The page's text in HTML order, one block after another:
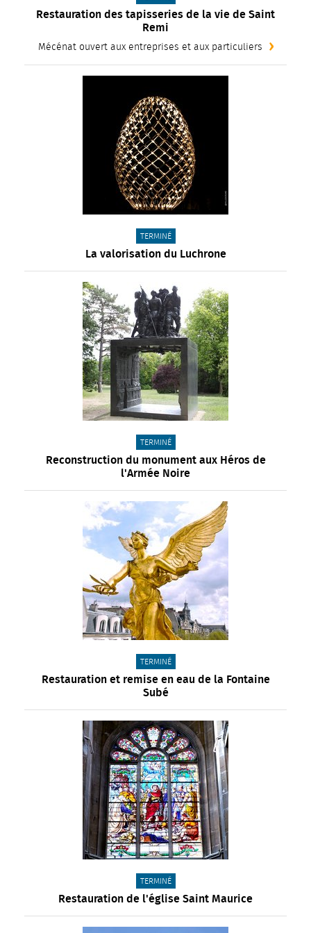
Restauration des tapisseries de la vie de Saint
Remi
Mécénat ouvert aux entreprises et aux particuliers
La valorisation du Luchrone
CATÉGORIE(S) :
TERMINÉ
Reconstruction du monument aux Héros de
l'Armée Noire
CATÉGORIE(S) :
TERMINÉ
Restauration et remise en eau de la Fontaine
Subé
CATÉGORIE(S) :
TERMINÉ
Restauration de l'église Saint Maurice
CATÉGORIE(S) :
TERMINÉ